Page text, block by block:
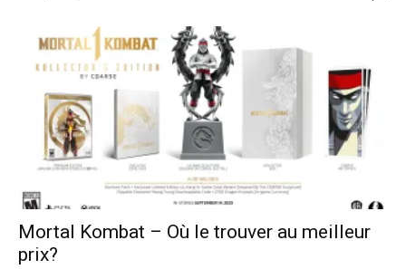
Mortal Kombat – Où le trouver au meilleur
prix?